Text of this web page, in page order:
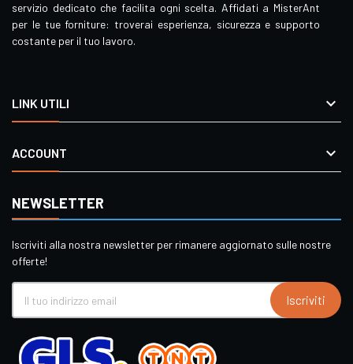
servizio dedicato che facilita ogni scelta. Affidati a MisterAnt
per le tue forniture: troverai esperienza, sicurezza e supporto
costante per il tuo lavoro.
LINK UTILI 
ACCOUNT 
NEWSLETTER
Iscriviti alla nostra newsletter per rimanere aggiornato sulle nostre
offerte!
Iscriviti